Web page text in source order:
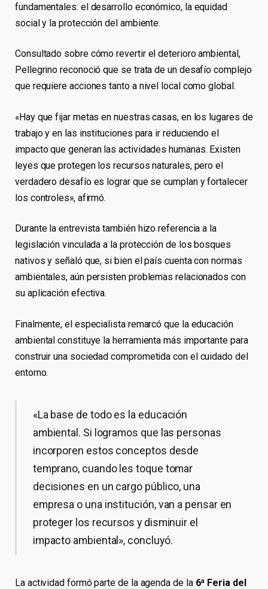
fundamentales: el desarrollo económico, la equidad
social y la protección del ambiente.
Consultado sobre cómo revertir el deterioro ambiental,
Pellegrino reconoció que se trata de un desafío complejo
que requiere acciones tanto a nivel local como global.
«Hay que fijar metas en nuestras casas, en los lugares de
trabajo y en las instituciones para ir reduciendo el
impacto que generan las actividades humanas. Existen
leyes que protegen los recursos naturales, pero el
verdadero desafío es lograr que se cumplan y fortalecer
los controles», afirmó.
Durante la entrevista también hizo referencia a la
legislación vinculada a la protección de los bosques
nativos y señaló que, si bien el país cuenta con normas
ambientales, aún persisten problemas relacionados con
su aplicación efectiva.
Finalmente, el especialista remarcó que la educación
ambiental constituye la herramienta más importante para
construir una sociedad comprometida con el cuidado del
entorno.
«La base de todo es la educación
ambiental. Si logramos que las personas
incorporen estos conceptos desde
temprano, cuando les toque tomar
decisiones en un cargo público, una
empresa o una institución, van a pensar en
proteger los recursos y disminuir el
impacto ambiental», concluyó.
La actividad formó parte de la agenda de la 6ª Feria del